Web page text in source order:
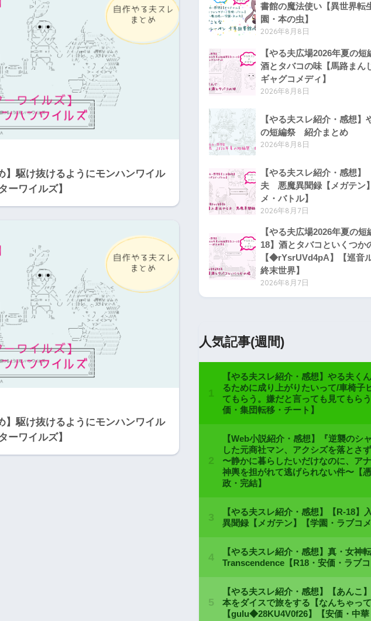
】駆け抜けるようにモンハンワイル
ーワイルズ】
】駆け抜けるようにモンハンワイル
ーワイルズ】
書館の魔法使い【異世界転
園・本の虫】
2026年8月8日
【やる夫広場2026年夏の
酒とタバコの味【馬路まん
ギャグコメディ】
2026年8月8日
【やる夫スレ紹介・感想】
の短編祭 紹介まとめ
2026年8月8日
【やる夫スレ紹介・感想
夫 悪魔異聞録【メガテン
メ・バトル】
2026年8月7日
【やる夫広場2026年夏の
18】酒とタバコといくつか
【◆rYsrUVd4pA】【巡音
終末世界】
2026年8月7日
人気記事(週間)